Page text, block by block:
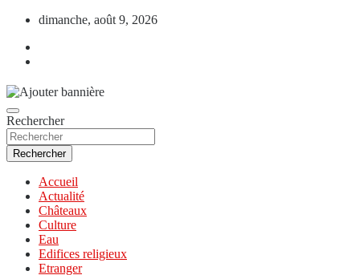
Aller
contenu
dimanche, août 9, 2026
Rechercher
Rechercher
Accueil
Actualité
Châteaux
Culture
Eau
Edifices religieux
Etranger